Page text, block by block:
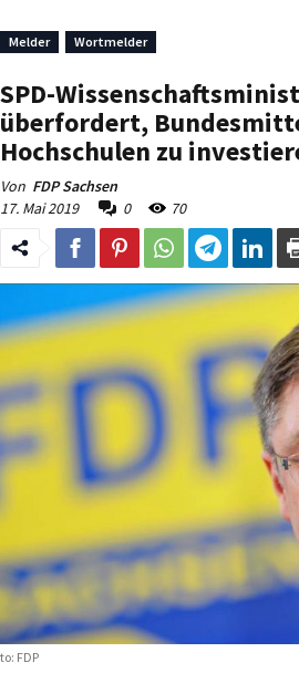
Melder Wortmelder
SPD-
überfordert,
Hochschulen zu
Von FDP Sachsen
17. Mai 2019
0 70
FDP